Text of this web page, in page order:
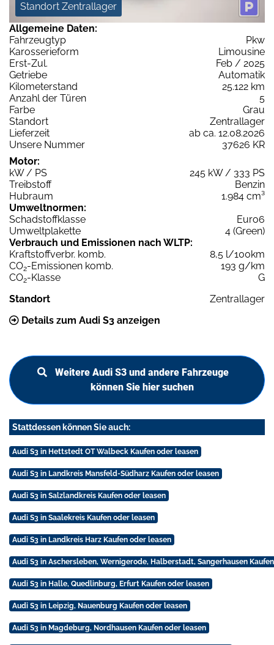
Standort Zentrallager
Allgemeine Daten:
Fahrzeugtyp
Pkw
Karosserieform
Limousine
Erst-Zul.
Feb / 2025
Getriebe
Automatik
Kilometerstand
25.122 km
Anzahl der Türen
5
Farbe
Grau
Standort
Zentrallager
Lieferzeit
ab ca. 12.08.2026
Unsere Nummer
37626 KR
Motor:
kW / PS
245 kW / 333 PS
Treibstoff
Benzin
Hubraum
1.984 cm³
Umweltnormen:
Schadstoffklasse
Euro6
Umweltplakette
4 (Green)
Verbrauch und Emissionen nach WLTP:
Kraftstoffverbr. komb.
8,5 l/100km
CO2-Emissionen komb.
193 g/km
CO2-Klasse
G
Standort
Zentrallager
Details zum Audi S3 anzeigen
Weitere Audi S3 und andere Fahrzeuge
können Sie hier suchen
Stattdessen können Sie auch:
Audi S3 in Hettstedt OT Walbeck Kaufen oder leasen
Audi S3 in Landkreis Mansfeld-Südharz Kaufen oder leasen
Audi S3 in Salzlandkreis Kaufen oder leasen
Audi S3 in Saalekreis Kaufen oder leasen
Audi S3 in Landkreis Harz Kaufen oder leasen
Audi S3 in Aschersleben, Wernigerode, Halberstadt, Sangerhausen
Audi S3 in Halle, Quedlinburg, Erfurt Kaufen oder leasen
Audi S3 in Leipzig, Nauenburg Kaufen oder leasen
Audi S3 in Magdeburg, Nordhausen Kaufen oder leasen